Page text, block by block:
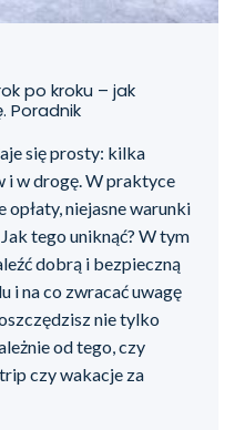
po kroku – jak
Poradnik
się prosty: kilka
i w drogę. W praktyce
niejasne warunki
tego uniknąć? W tym
dobrą i bezpieczną
i na co zwracać uwagę
nie tylko
od tego, czy
czy wakacje za